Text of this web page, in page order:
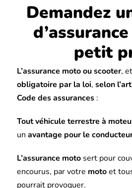
Demandez
petit
L’assurance moto ou scooter,
obligatoire par la loi, selon
Code des assurances:
Tout véhicule terrestre à
un avantage pour le
L’assurance motosert pour
encourus, par votre motoet
pourrait provoquer.